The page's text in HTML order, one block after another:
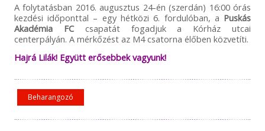
A folytatásban 2016. augusztus 24-én (szerdán) 16:00 órás
kezdési időponttal – egy hétközi 6. fordulóban, a Puskás
Akadémia FCcsapatát fogadjuk a Kórház utcai
centerpályán. A mérkőzést az M4 csatorna élőben közvetíti.
Hajrá Lilák! Együtt erősebbek vagyunk!
Beharangozó